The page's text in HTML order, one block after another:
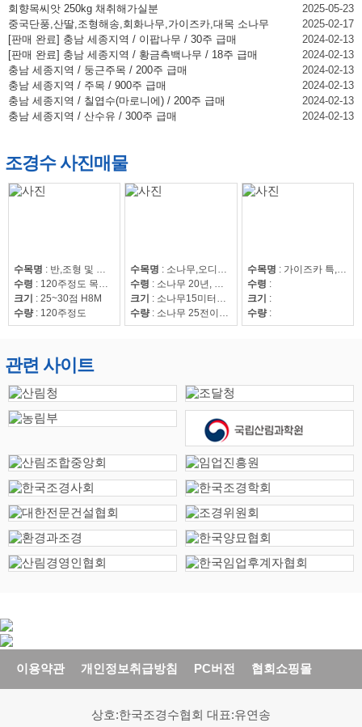
회향목씨앗 250kg 채취해가실분
2025-05-23
중국단풍,산딸,조형해송,회화나무,가이즈카,대목 소나무
2025-02-17
[판매 완료] 충남 세종지역 / 이팝나무 / 30주 급매
2024-02-13
[판매 완료] 충남 세종지역 / 황금측백나무 / 18주 급매
2024-02-13
충남 세종지역 / 둥근주목 / 200주 급매
2024-02-13
충남 세종지역 / 주목 / 900주 급매
2024-02-13
충남 세종지역 / 칠엽수(마로니에) / 200주 급매
2024-02-13
충남 세종지역 / 산수유 / 300주 급매
2024-02-13
조경수 사진매물
수목명 : 반,조형 및 자연송
수령 : 120주정도 목대 50만
크기
: 25~30점 H8M
수량 : 120주정도
수목명 : 소나무,오디뽕나무
수령 : 소나무 20년, 오디뽕나무7년
크기
: 소나무15미터이상
수량 : 소나무 25전이상85수, 25전이하220수, 뽕나무 42수
수목명 : 가이즈카 특,회화15~30,조형해송,중국단풍 특 20점,해송8~20,느티나무20~50,회화15~30
수령 :
크기
:
수량 :
관련 사이트
이용약관 개인정보취급방침 PC버전 협회쇼핑몰
상호:한국조경수협회 대표:유연송